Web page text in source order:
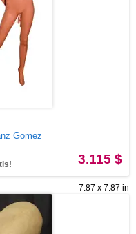
Gomez
3.115 $
7.87 x 7.87 in